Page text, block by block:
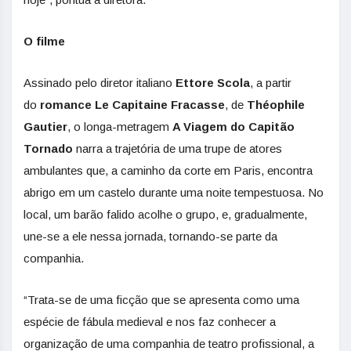
O filme
Assinado pelo diretor italiano Ettore Scola, a partir
do romance Le Capitaine Fracasse, de Théophile
Gautier, o longa-metragem A Viagem do Capitão
Tornado narra a trajetória de uma trupe de atores
ambulantes que, a caminho da corte em Paris, encontra
abrigo em um castelo durante uma noite tempestuosa. No
local, um barão falido acolhe o grupo, e, gradualmente,
une-se a ele nessa jornada, tornando-se parte da
companhia.
“Trata-se de uma ficção que se apresenta como uma
espécie de fábula medieval e nos faz conhecer a
organização de uma companhia de teatro profissional, a